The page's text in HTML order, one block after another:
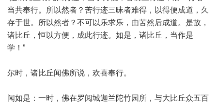
当共奉行。所以然者？苦行迹三昧者难得，以得便成道，久
存于世。所以然者？不可以乐求乐，由苦然后成道。是故，
诸比丘，恒以方便，成此行迹。如是，诸比丘，当作是
学！”
尔时，诸比丘闻佛所说，欢喜奉行。
闻如是：一时，佛在罗阅城迦兰陀竹园所，与大比丘众五百